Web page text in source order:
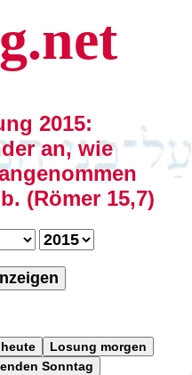
2015:
an, wie
(Römer 15,7)
Losung morgen
Sonntag